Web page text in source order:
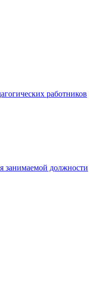
работников
занимаемой должности